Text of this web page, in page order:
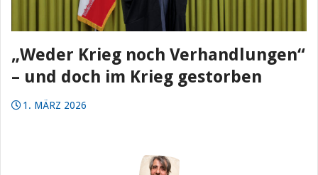
„Weder Krieg noch Verhandlungen“
– und doch im Krieg gestorben
1. MÄRZ 2026